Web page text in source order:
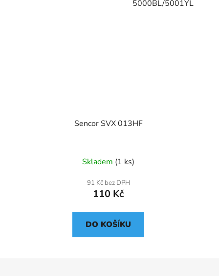
5000BL/5001YL
Sencor SVX 013HF
Skladem (1 ks)
91 Kč bez DPH
110 Kč
DO KOŠÍKU